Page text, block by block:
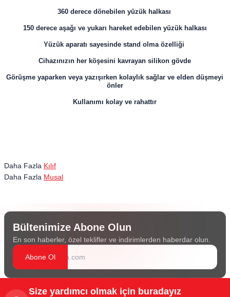
360 derece dönebilen yüzük halkası
150 derece aşağı ve yukarı hareket edebilen yüzük halkası
Yüzük aparatı sayesinde stand olma özelliği
Cihazınızın her köşesini kavrayan silikon gövde
Görüşme yaparken veya yazışırken kolaylık sağlar ve elden düşmeyi
önler
Kullanımı kolay ve rahattır
Daha Fazla Kılıf
Daha Fazla Musal
Bültenimize Abone Olun
En son haberler, özel teklifler ve indirimlerden haberdar olun.
Abone Ol
Size yardımcı olmak için buradayız